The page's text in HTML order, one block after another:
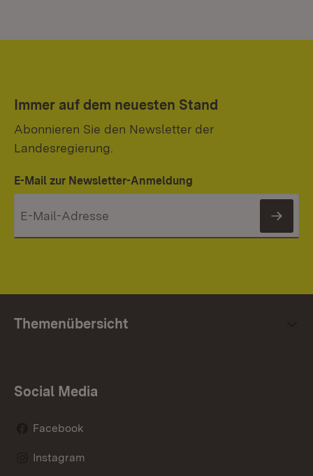
Immer auf dem neuesten Stand
Abonnieren Sie den Newsletter der
Landesregierung.
E-Mail zur Newsletter-Anmeldung
Themenübersicht
Social Media
Facebook
Instagram